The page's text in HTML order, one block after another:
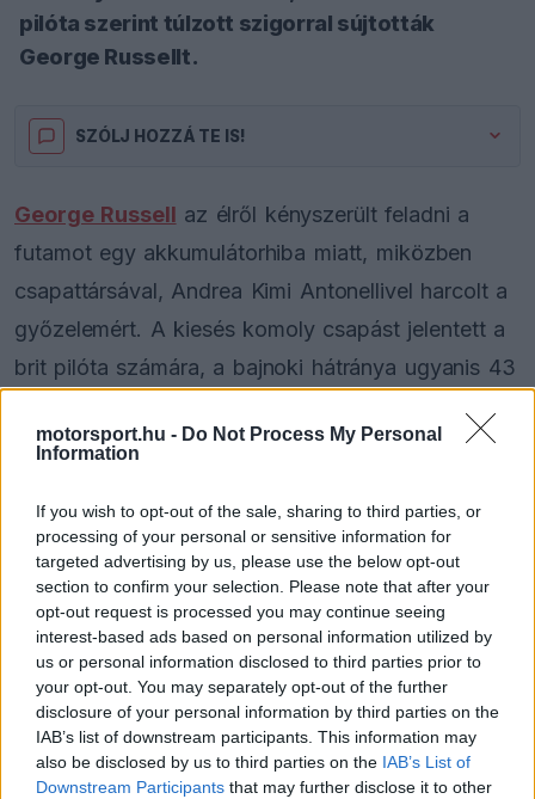
motorsport.hu - Do Not Process My Personal
Information
If you wish to opt-out of the sale, sharing to third parties, or
processing of your personal or sensitive information for
targeted advertising by us, please use the below opt-out
section to confirm your selection. Please note that after your
opt-out request is processed you may continue seeing
interest-based ads based on personal information utilized by
us or personal information disclosed to third parties prior to
your opt-out. You may separately opt-out of the further
disclosure of your personal information by third parties on the
IAB’s list of downstream participants. This information may
also be disclosed by us to third parties on the IAB’s List of
Downstream Participants that may further disclose it to other
pilóta szerint túlzott szigorral sújtották
George Russellt.
SZÓLJ HOZZÁ TE IS!
George Russell az élről kényszerült feladni a
futamot egy akkumulátorhiba miatt, miközben
csapattársával, Andrea Kimi Antonellivel harcolt a
győzelemért. A kiesés komoly csapást jelentett a
brit pilóta számára, a bajnoki hátránya ugyanis 43
elhajította az autója fejtámaszát. Az FIA
versenybírói nem nézték jó szemmel a
mozdulatot, az eset miatt egy 5000 eurós
(mintegy 2 millió forintos) felfüggesztett
pénzbüntetést szabtak ki rá.
ThisThe media could not be loaded, either because
the server or network failed or because the format